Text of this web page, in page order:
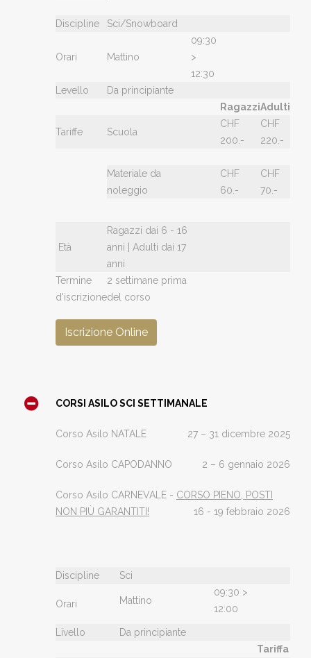
Discipline Sci/Snowboard
Orari Mattino
09:30
>
12:30
Levello
Da principiante
RagazziAdulti
Tariffe Scuola
CHF
200.-
CHF
220.-
Materiale da
noleggio
CHF
60.-
CHF
70.-
Età
Ragazzi dai 6 - 16
anni | Adulti dai 17
anni
Termine
d'iscrizione
2 settimane prima
del corso
Iscrizione Online
CORSI ASILO SCI SETTIMANALE
Corso Asilo NATALE 27 – 31 dicembre 2025
Corso Asilo CAPODANNO 2 – 6 gennaio 2026
Corso Asilo CARNEVALE - CORSO PIENO, POSTI
NON PIÙ GARANTITI!
16 - 19 febbraio 2026
Discipline Sci
Orari Mattino
09:30 >
12:00
Livello
Da principiante
Tariffa